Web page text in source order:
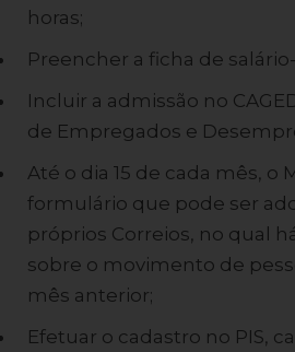
horas;
Preencher a ficha de
Incluir a admissão no
de Empregados e
Até o dia 15 de cada mês, o
formulário que pode ser
próprios Correios, no qual
sobre o movimento de
mês anterior;
Efetuar o cadastro no PIS,